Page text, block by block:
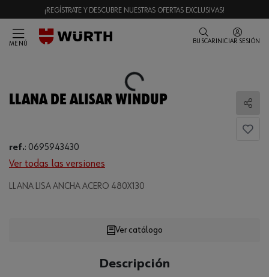
¡REGÍSTRATE Y DESCUBRE NUESTRAS OFERTAS EXCLUSIVAS!
MENÚ BUSCAR INICIAR SESIÓN
Loading...
LLANA DE ALISAR WINDUP
ref.: 0695943430
Ver todas las versiones
LLANA LISA ANCHA ACERO 480X130
Loading...
Ver catálogo
Descripción